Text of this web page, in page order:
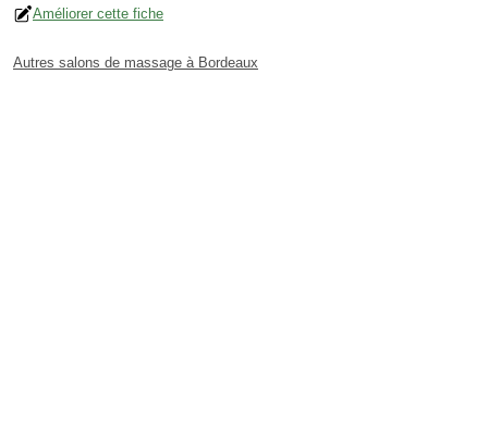
Améliorer cette fiche
Autres salons de massage à Bordeaux